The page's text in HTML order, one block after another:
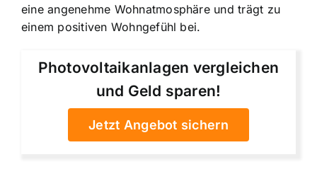
eine angenehme Wohnatmosphäre und trägt zu
einem positiven Wohngefühl bei.
Photovoltaikanlagen vergleichen
und Geld sparen!
Jetzt Angebot sichern